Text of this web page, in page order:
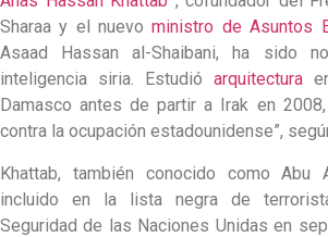
Sharaa y el nuevoministro de Asuntos
Asaad Hassan al-Shaibani, ha sido
inteligencia siria. Estudió arquitectura
Damasco antes de partir a Irak en
contra la ocupación estadounidense”,
Khattab, también conocido como Abu
incluido en la lista negra de
Seguridad de las Naciones Unidas en